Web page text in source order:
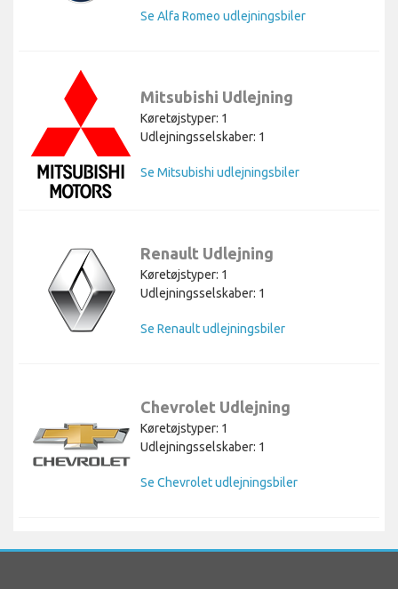
Se Alfa Romeo udlejningsbiler
Mitsubishi Udlejning
Køretøjstyper: 1
Udlejningsselskaber: 1
Se Mitsubishi udlejningsbiler
Renault Udlejning
Køretøjstyper: 1
Udlejningsselskaber: 1
Se Renault udlejningsbiler
Chevrolet Udlejning
Køretøjstyper: 1
Udlejningsselskaber: 1
Se Chevrolet udlejningsbiler